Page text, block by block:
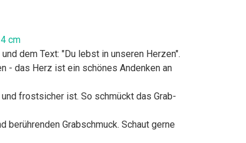
cm
dem Text: "Du lebst in unseren Herzen".
- das Herz ist ein schönes Andenken an
frostsicher ist. So schmückt das Grab-
berührenden Grabschmuck. Schaut gerne